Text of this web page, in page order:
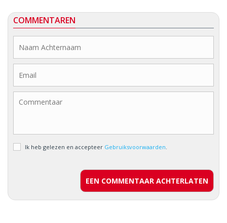
COMMENTAREN
Ik heb gelezen en accepteer Gebruiksvoorwaarden.
EEN COMMENTAAR ACHTERLATEN